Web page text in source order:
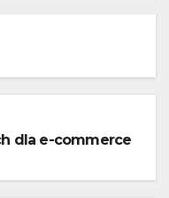
dla e-commerce